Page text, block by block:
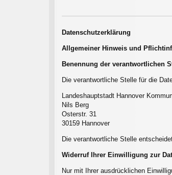
Datenschutzerklärung
Allgemeiner Hinweis und
Benennung der verantwortlichen
Die verantwortliche Stelle für die
Landeshauptstadt Hannover
Nils Berg
Osterstr. 31
30159 Hannover
Die verantwortliche Stelle
Widerruf Ihrer Einwilligung zur
Nur mit Ihrer ausdrücklichen